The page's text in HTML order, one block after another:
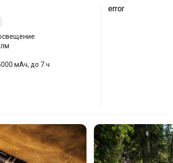
лм
мАч, до 7 ч
error